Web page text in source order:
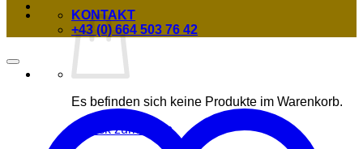
Es befinden sich keine Produkte im Warenkorb.
Zurück zum Shop
KONTAKT
+43 (0) 664 503 76 42